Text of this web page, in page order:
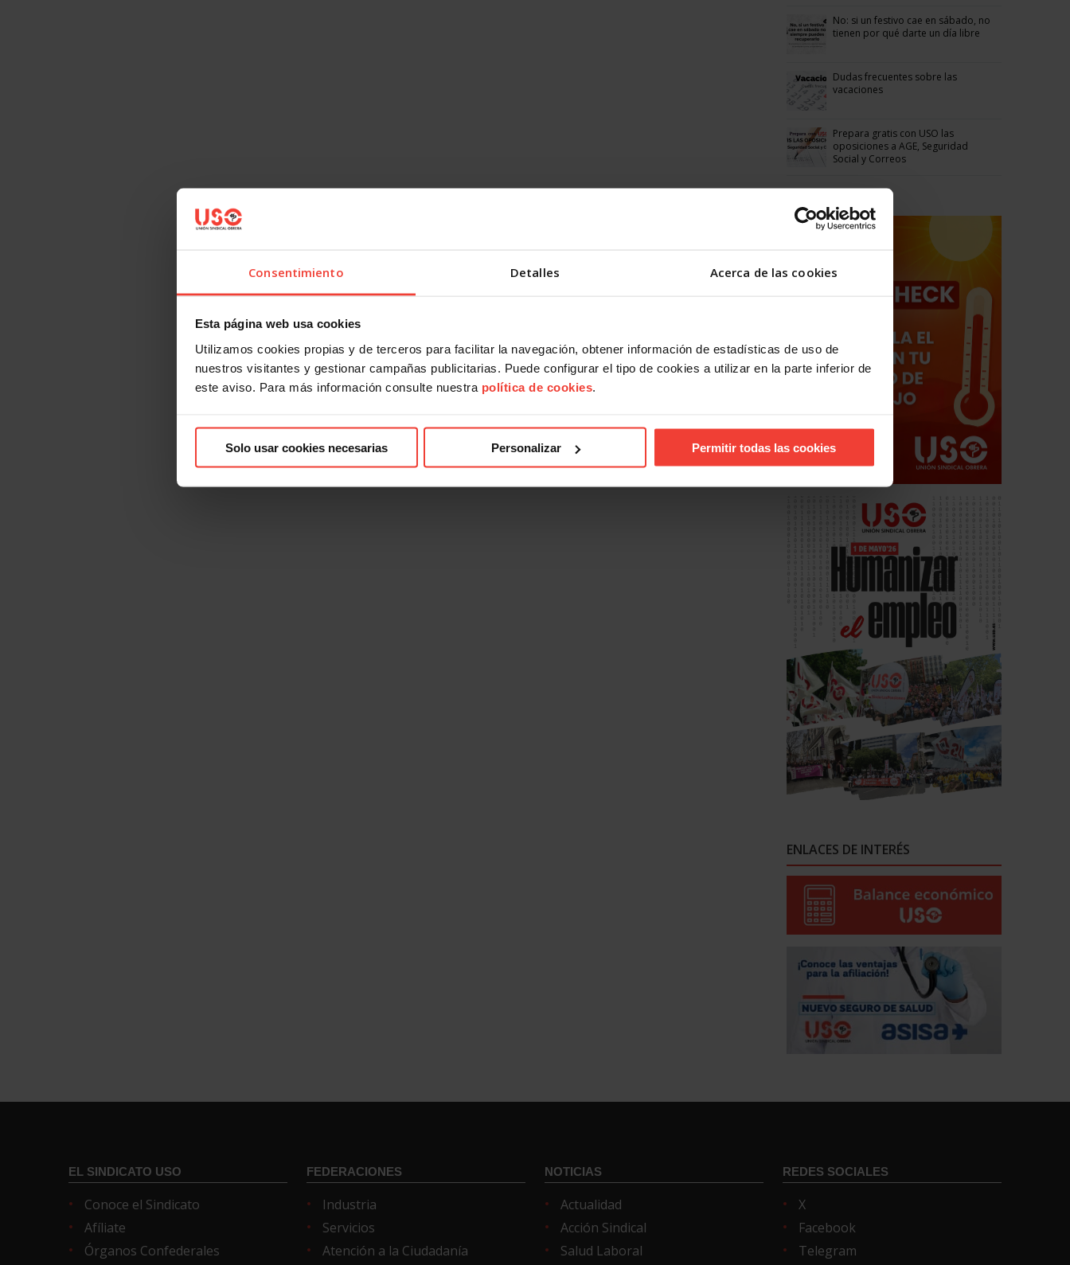
Consentimiento Detalles Acerca de las cookies
Esta página web usa cookies
Utilizamos cookies propias y de terceros para facilitar la navegación, obtener información de estadísticas de uso de
nuestros visitantes y gestionar campañas publicitarias. Puede configurar el tipo de cookies a utilizar en la parte inferior de
este aviso. Para más información consulte nuestra política de cookies.
Solo usar cookies necesarias Personalizar Permitir todas las cookies
No: si un festivo cae en sábado, no
tienen por qué darte un día libre
Dudas frecuentes sobre las
vacaciones
Prepara gratis con USO las
oposiciones a AGE, Seguridad
Social y Correos
ENLACES DE INTERÉS
EL SINDICATO USO
Conoce el Sindicato
Afíliate
Órganos Confederales
FEDERACIONES
Industria
Servicios
Atención a la Ciudadanía
NOTICIAS
Actualidad
Acción Sindical
Salud Laboral
REDES SOCIALES
X
Facebook
Telegram